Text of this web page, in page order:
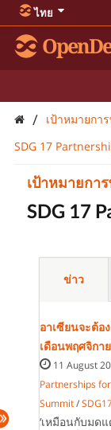
ไทย
/ เป้าหมายกา
SDG 17
เป้าหมายกา
SDG 17
ข่าว
อาเซียนจะต้อ
เดือนพฤศจิกา
11 August
Partnerships
Summit /
‘เหมือนกับมด